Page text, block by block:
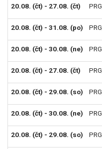
20.08. (čt) - 27.08. (čt) PRG
20.08. (čt) - 31.08. (po) PRG
20.08. (čt) - 30.08. (ne) PRG
20.08. (čt) - 27.08. (čt) PRG
20.08. (čt) - 29.08. (so) PRG
20.08. (čt) - 30.08. (ne) PRG
20.08. (čt) - 29.08. (so) PRG